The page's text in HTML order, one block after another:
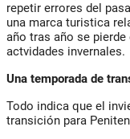
repetir errores del
una marca turistica
año tras año se
actvidades invernales.
Una temporada de
Todo indica que el
transición para